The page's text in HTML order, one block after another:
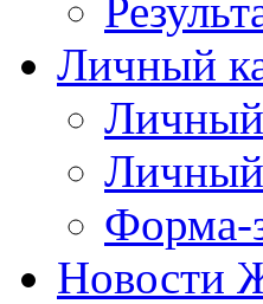
Личный
Личный
Форма-
Новости